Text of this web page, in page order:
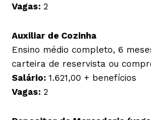
Vagas: 2
Auxiliar de Cozinha
Ensino médio completo, 6
carteira de reservista ou
Salário: 1.621,00 + benefícios
Vagas: 2